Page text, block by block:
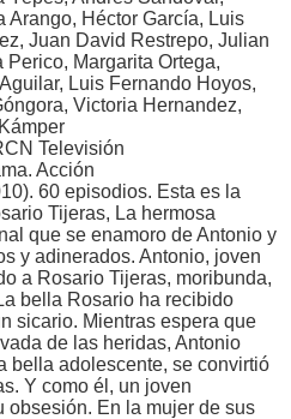
Arango, Héctor García, Luis
Juan David Restrepo, Julian
Perico, Margarita Ortega,
Luis Fernando Hoyos,
Victoria Hernandez,
Televisión
Acción
60 episodios. Esta es la
Tijeras, La hermosa
que se enamoro de Antonio y
y adinerados. Antonio, joven
a Rosario Tijeras, moribunda,
bella Rosario ha recibido
sicario. Mientras espera que
de las heridas, Antonio
bella adolescente, se convirtió
Y como él, un joven
obsesión. En la mujer de sus